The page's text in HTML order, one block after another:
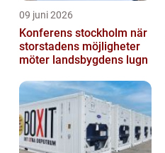
09 juni 2026
Konferens stockholm när
storstadens möjligheter
möter landsbygdens lugn